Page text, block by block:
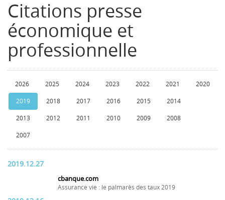
Citations presse
économique et
professionnelle
2026 2025 2024 2023 2022 2021 2020
2019 2018 2017 2016 2015 2014
2013 2012 2011 2010 2009 2008
2007
2019.12.27
cbanque.com
Assurance vie : le palmarès des taux 2019